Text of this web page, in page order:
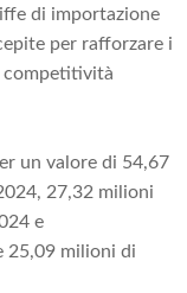
di importazione
per rafforzare i
competitività
un valore di 54,67
27,32 milioni
e
25,09 milioni di